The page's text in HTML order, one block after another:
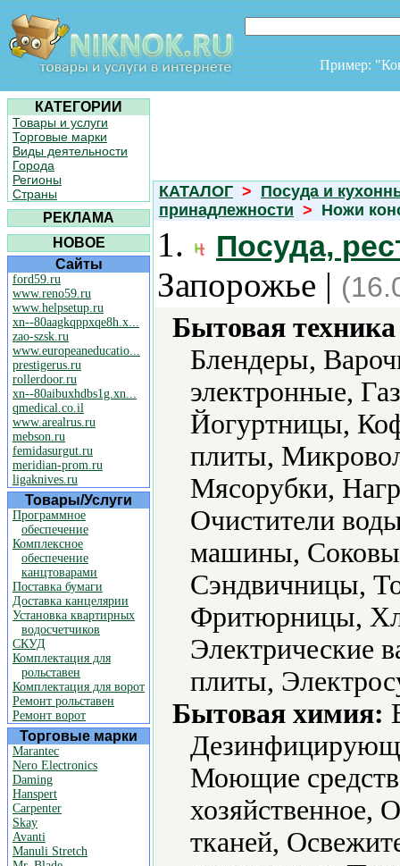
Пример:
КАТЕГОРИИ
Товары и услуги
Торговые марки
Виды деятельности
Города
Регионы
Страны
РЕКЛАМА
НОВОЕ
Сайты
ford59.ru
www.reno59.ru
www.helpsetup.ru
xn--80aagkqppxqe8h.x...
zao-szsk.ru
www.europeaneducatio...
prestigerus.ru
rollerdoor.ru
xn--80aibuxhdbs1g.xn...
qmedical.co.il
www.arealrus.ru
mebson.ru
femidasurgut.ru
meridian-prom.ru
ligaknives.ru
Товары/Услуги
Программное
обеспечение
Комплексное
обеспечение
канцтоварами
Поставка бумаги
Доставка канцелярии
Установка квартирных
водосчетчиков
СКУД
Комплектация для
рольставен
Комплектация для ворот
Ремонт рольставен
Ремонт ворот
Торговые марки
Marantec
Nero Electronics
Daming
Hanspert
Carpenter
Skay
Avanti
Manuli Stretch
КАТАЛОГ > Посуда и
принадлежности > Ножи
1. Посуда,
Запорожье |
Бытовая
Блендеры,
электронные,
Йогуртницы,
плиты,
Мясорубки,
Очистители
машины,
Сэндвичницы,
Фритюрницы,
Электрические
плиты,
Бытовая химия:
Моющие
хозяйственное,
тканей,